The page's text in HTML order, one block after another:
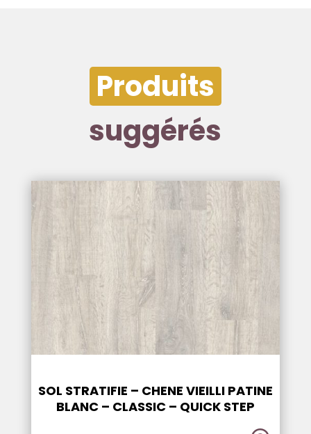
Produits
suggérés
SOL STRATIFIE – CHENE VIEILLI PATINE
BLANC – CLASSIC – QUICK STEP